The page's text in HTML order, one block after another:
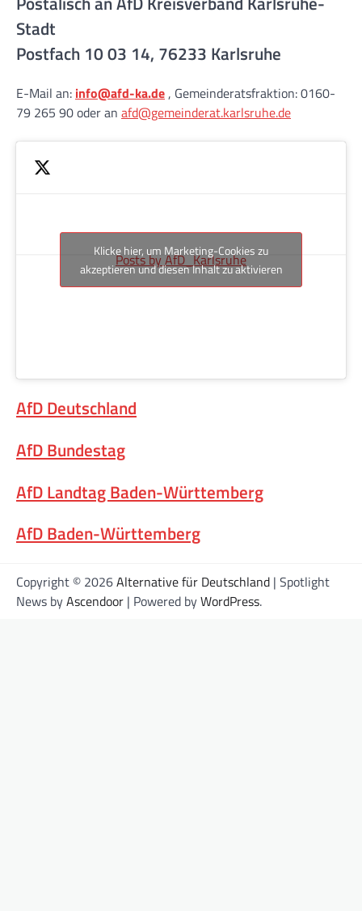
Stadt
Postfach 10 03 14, 76233 Karlsruhe
E-Mail an: info@afd-ka.de , Gemeinderatsfraktion: 0160-
79 265 90 oder an afd@gemeinderat.karlsruhe.de
Posts by AfD_Karlsruhe
Klicke hier, um Marketing-Cookies zu
akzeptieren und diesen Inhalt zu aktivieren
AfD Deutschland
AfD Bundestag
AfD Landtag Baden-Württemberg
AfD Baden-Württemberg
Copyright © 2026Alternative für Deutschland | Spotlight
News byAscendoor | Powered byWordPress.